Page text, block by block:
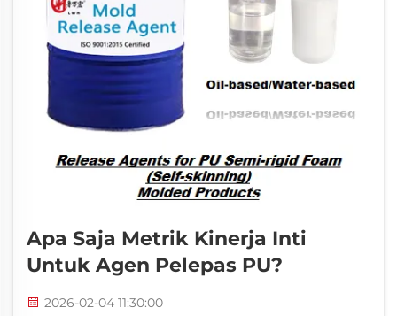
Apa Saja Metrik Kinerja Inti
Untuk Agen Pelepas PU?
2026-02-04 11:30:00